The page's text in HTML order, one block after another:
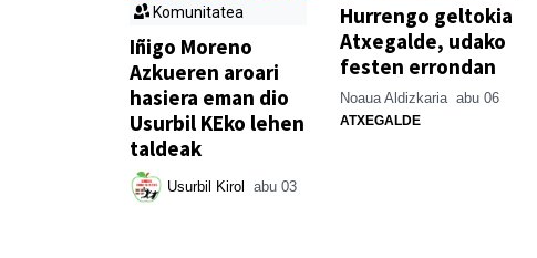
Komunitatea
Iñigo Moreno
Azkueren aroari
hasiera eman dio
Usurbil KEko lehen
taldeak
Usurbil Kirol abu 03
Hurrengo geltokia
Atxegalde, udako
festen errondan
Noaua Aldizkaria abu 06
ATXEGALDE